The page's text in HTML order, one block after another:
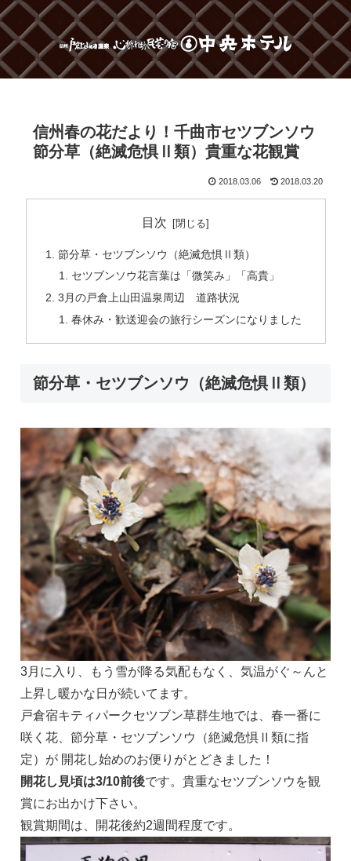
信州春の花だより！千曲市セツブンソウ
節分草（絶滅危惧Ⅱ類）貴重な花観賞
2018.03.06 2018.03.20
目次
節分草・セツブンソウ（絶滅危惧Ⅱ類）
セツブンソウ花言葉は「微笑み」「高貴」
3月の戸倉上山田温泉周辺 道路状況
春休み・歓送迎会の旅行シーズンになりました
節分草・セツブンソウ（絶滅危惧Ⅱ類）
3月に入り、もう雪が降る気配もなく、気温がぐ～んと
上昇し暖かな日が続いてます。
戸倉宿キティパークセツブン草群生地では、春一番に
咲く花、節分草・セツブンソウ（絶滅危惧Ⅱ類に指
定）が 開花し始めのお便りがとどきました！
開花し 見頃は3/10前後です。貴重なセツブンソウを観
賞にお出かけ下さい。
観賞期間は、開花後約2週間程度です。